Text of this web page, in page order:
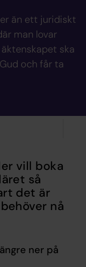
än ett juridiskt
man lovar
ska
och får ta
vill boka
så
det är
nå
ner på